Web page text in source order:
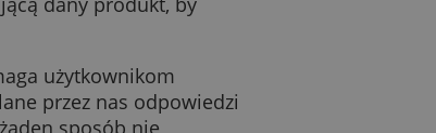
kilku kategoriach. Niezbędne w
oferującą dany produkt, by